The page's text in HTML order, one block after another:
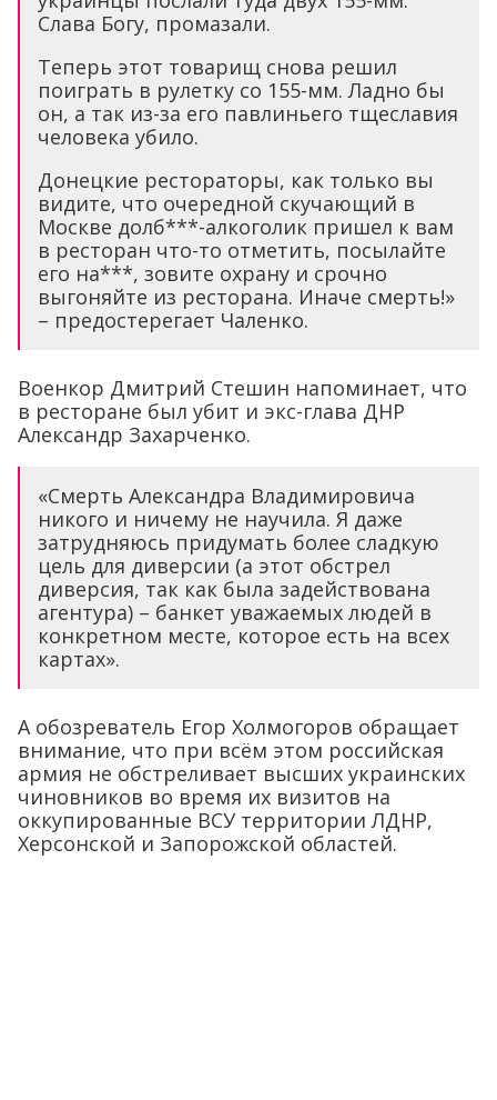
Слава Богу, промазали.
Теперь этот товарищ снова решил
поиграть в рулетку со 155-мм. Ладно бы
он, а так из-за его павлиньего тщеславия
человека убило.
Донецкие рестораторы, как только вы
видите, что очередной скучающий в
Москве долб***-алкоголик пришел к вам
в ресторан что-то отметить, посылайте
его на***, зовите охрану и срочно
выгоняйте из ресторана. Иначе смерть!»
– предостерегает Чаленко.
Военкор Дмитрий Стешин напоминает, что
в ресторане был убит и экс-глава ДНР
Александр Захарченко.
«Смерть Александра Владимировича
никого и ничему не научила. Я даже
затрудняюсь придумать более сладкую
цель для диверсии (а этот обстрел
диверсия, так как была задействована
агентура) – банкет уважаемых людей в
конкретном месте, которое есть на всех
картах».
А обозреватель Егор Холмогоров обращает
внимание, что при всём этом российская
армия не обстреливает высших украинских
чиновников во время их визитов на
оккупированные ВСУ территории ЛДНР,
Херсонской и Запорожской областей.